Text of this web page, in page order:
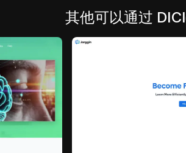
其他可以通过